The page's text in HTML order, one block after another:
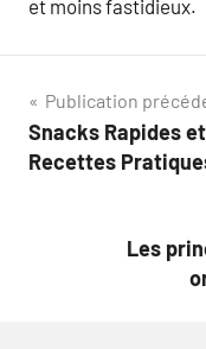
et moins fastidieux.
Navigation
de
Publication
Snacks Rapides
Recettes
Les